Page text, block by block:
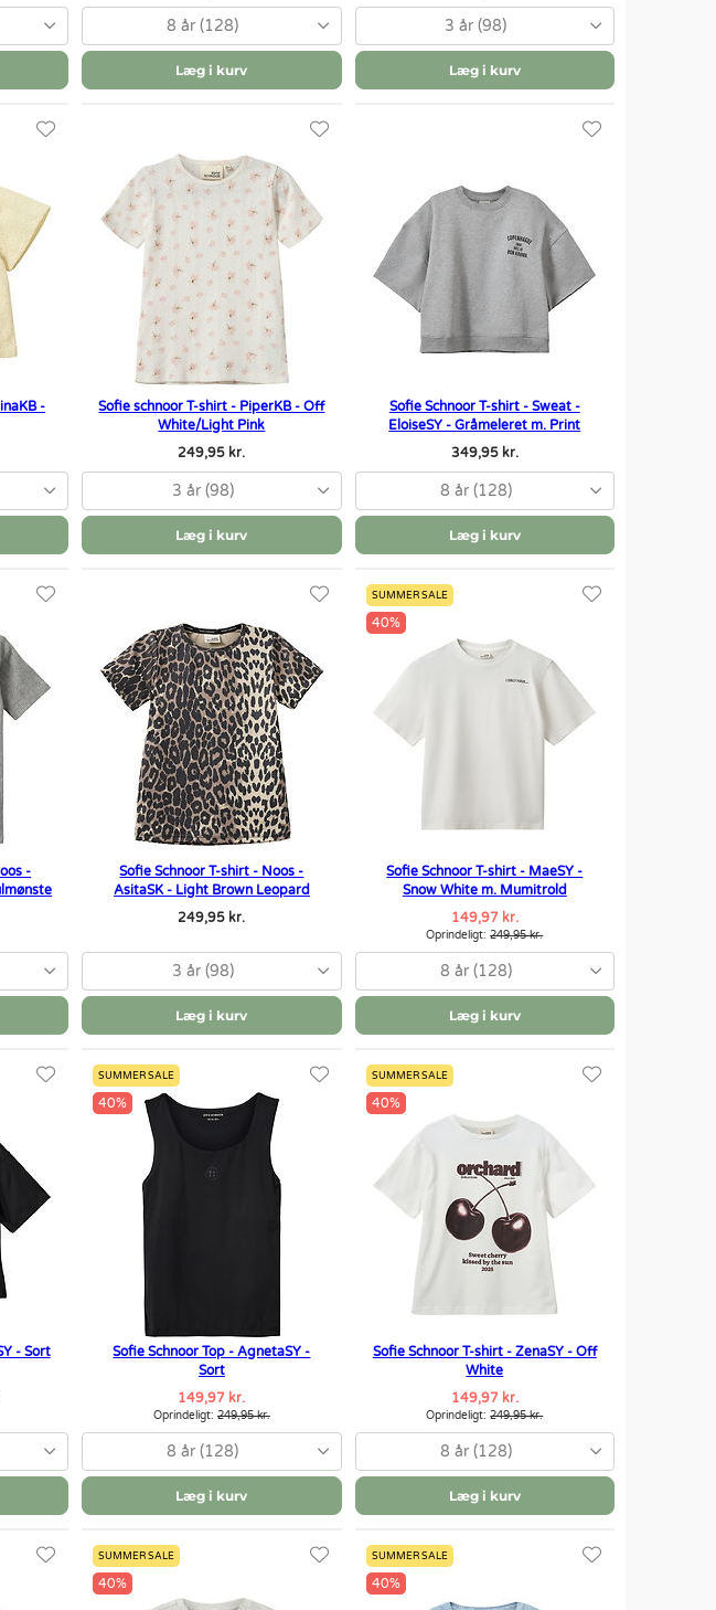
8 år (128)
Læg i kurv
3 år (98)
Læg i kurv
-
Sofie schnoor T-shirt - PiperKB - Off
White/Light Pink
249,95 kr.
3 år (98)
Læg i kurv
Sofie Schnoor T-shirt - Sweat -
EloiseSY - Gråmeleret m. Print
349,95 kr.
8 år (128)
Læg i kurv
-
Sofie Schnoor T-shirt - Noos -
AsitaSK - Light Brown Leopard
249,95 kr.
3 år (98)
Læg i kurv
SUMMER SALE
40%
Sofie Schnoor T-shirt - MaeSY -
Snow White m. Mumitrold
149,97 kr.
Oprindeligt:249,95 kr.
8 år (128)
Læg i kurv
- Sort
SUMMER SALE
40%
Sofie Schnoor Top - AgnetaSY -
Sort
149,97 kr.
Oprindeligt: 249,95 kr.
8 år (128)
Læg i kurv
SUMMER SALE
40%
Sofie Schnoor T-shirt - ZenaSY - Off
White
149,97 kr.
Oprindeligt:249,95 kr.
8 år (128)
Læg i kurv
SUMMER SALE
40%
SUMMER SALE
40%